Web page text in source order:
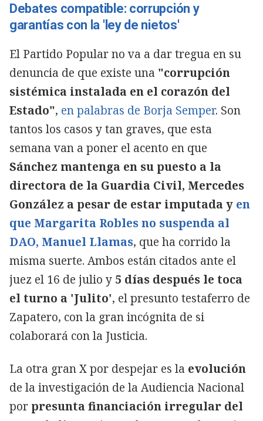
Debates compatible: corrupción y
garantías con la 'ley de nietos'
El Partido Popular no va a dar tregua en su
denuncia de que existe una "corrupción
sistémica instalada en el corazón del
Estado", en palabras de Borja Semper. Son
tantos los casos y tan graves, que esta
semana van a poner el acento en que
Sánchez mantenga en su puesto a la
directora de la Guardia Civil, Mercedes
González a pesar de estar imputada y en
que Margarita Robles no suspenda al
DAO, Manuel Llamas, que ha corrido la
misma suerte. Ambos están citados ante el
juez el 16 de julio y 5 días después le toca
el turno a 'Julito', el presunto testaferro de
Zapatero, con la gran incógnita de si
colaborará con la Justicia.
La otra gran X por despejar es la evolución
de la investigación de la Audiencia Nacional
por presunta financiación irregular del